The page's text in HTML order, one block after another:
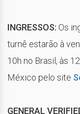
INGRESSOS: Os
turnê estarão à
10h no Brasil, às
México pelo site
GENERAL